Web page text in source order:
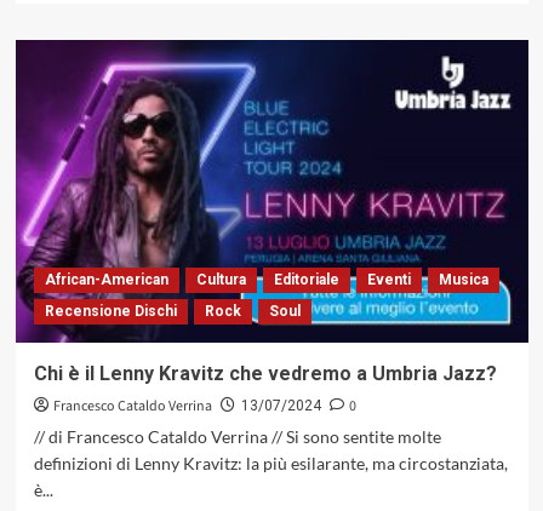
su
Cara
Vittoria,
Perugia
non
è
la
città
del
jazz,
ma
di
Umbria
c’è
una
bella
African-American Cultura Editoriale Eventi
Musica
Recensione Dischi
Rock Soul
Chi è il Lenny Kravitz che vedremo a Umbria Jazz?
Francesco Cataldo Verrina 13/07/2024
0
// di Francesco Cataldo Verrina // Si sono sentite molte
definizioni di Lenny Kravitz: la più esilarante, ma circostanziata,
è...